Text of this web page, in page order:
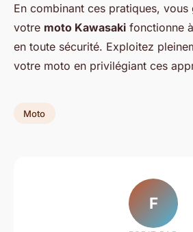
En combinant ces pratiques, vous
votre moto Kawasaki fonctionne
en toute sécurité. Exploitez
votre moto en privilégiant ces
Moto
F